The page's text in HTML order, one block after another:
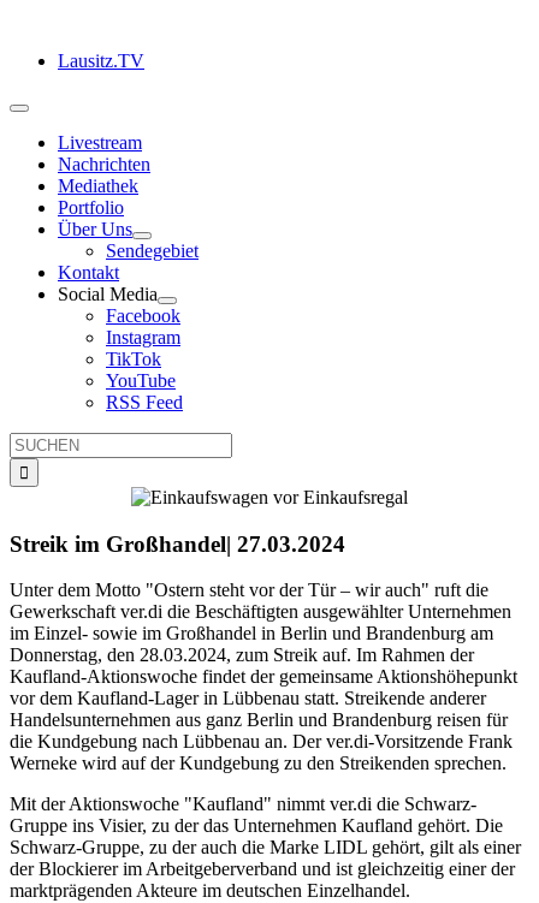
springenLausitz.TV
Toggle
NavigationLivestream
Nachrichten
Mediathek
Portfolio
Über Uns
Sendegebiet
Kontakt
Social Media
Facebook
Instagram
TikTok
YouTube
RSS Feed
Suche
nach:
Streik im Großhandel| 27.03.2024
Unter dem Motto "Ostern steht vor der Tür – wir auch" ruft die
Gewerkschaft ver.di die Beschäftigten ausgewählter Unternehmen
im Einzel- sowie im Großhandel in Berlin und Brandenburg am
Donnerstag, den 28.03.2024, zum Streik auf. Im Rahmen der
Kaufland-Aktionswoche findet der gemeinsame Aktionshöhepunkt
vor dem Kaufland-Lager in Lübbenau statt. Streikende anderer
Handelsunternehmen aus ganz Berlin und Brandenburg reisen für
die Kundgebung nach Lübbenau an. Der ver.di-Vorsitzende Frank
Werneke wird auf der Kundgebung zu den Streikenden sprechen.
Mit der Aktionswoche "Kaufland" nimmt ver.di die Schwarz-
Gruppe ins Visier, zu der das Unternehmen Kaufland gehört. Die
Schwarz-Gruppe, zu der auch die Marke LIDL gehört, gilt als einer
der Blockierer im Arbeitgeberverband und ist gleichzeitig einer der
marktprägenden Akteure im deutschen Einzelhandel.